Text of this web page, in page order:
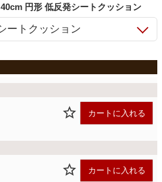
40cm 円形 低反発シートクッション
カートに入れる
カートに入れる